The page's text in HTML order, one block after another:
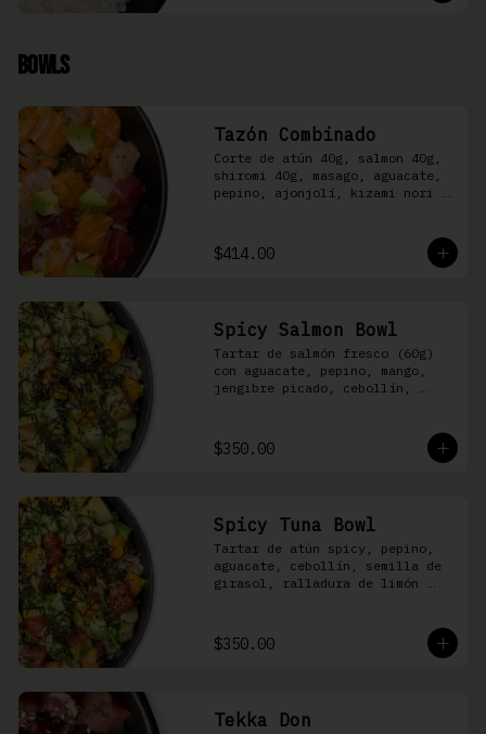
Bowls
Tazón Combinado
Corte de atún 40g, salmon 40g,
shiromi 40g, masago, aguacate,
pepino, ajonjolí, kizami nori y
$414.00
Spicy Salmon Bowl
Tartar de salmón fresco (60g)
con aguacate, pepino, mango,
jengibre picado, cebollín,
shari
$350.00
Spicy Tuna Bowl
Tartar de atún spicy, pepino,
aguacate, cebollín, semilla de
girasol, ralladura de limón
$350.00
Tekka Don